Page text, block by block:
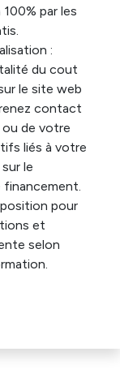
par les
:
du cout
le site web
contact
de votre
liés à votre
le
financement.
pour
et
selon